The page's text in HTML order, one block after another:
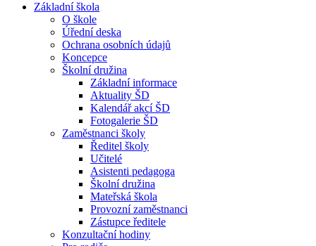
Základní škola
O škole
Úřední deska
Ochrana osobních údajů
Koncepce
Školní družina
Základní informace
Aktuality ŠD
Kalendář akcí ŠD
Fotogalerie ŠD
Zaměstnanci školy
Ředitel školy
Učitelé
Asistenti pedagoga
Školní družina
Mateřská škola
Provozní zaměstnanci
Zástupce ředitele
Konzultační hodiny